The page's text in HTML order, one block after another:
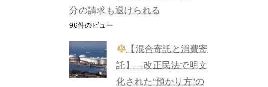
分の請求も退けられる
96件のビュー
【混合寄託と消費寄
託】―改正民法で明文
化された“預かり方”の